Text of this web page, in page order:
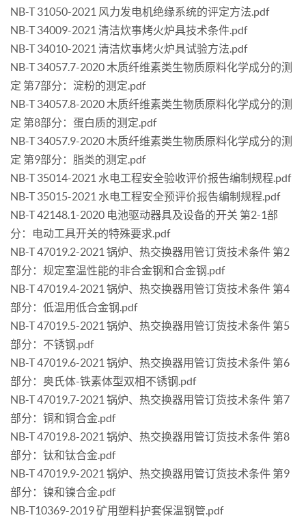
NB-T 31050-2021 风力发电机绝缘系统的评定方法.pdf
NB-T 34009-2021 清洁炊事烤火炉具技术条件.pdf
NB-T 34010-2021 清洁炊事烤火炉具试验方法.pdf
NB-T 34057.7-2020 木质纤维素类生物质原料化学成分的测
定 第7部分：淀粉的测定.pdf
NB-T 34057.8-2020 木质纤维素类生物质原料化学成分的测
定 第8部分：蛋白质的测定.pdf
NB-T 34057.9-2020 木质纤维素类生物质原料化学成分的测
定 第9部分：脂类的测定.pdf
NB-T 35014-2021 水电工程安全验收评价报告编制规程.pdf
NB-T 35015-2021 水电工程安全预评价报告编制规程.pdf
NB-T 42148.1-2020 电池驱动器具及设备的开关 第2-1部
分：电动工具开关的特殊要求.pdf
NB-T 47019.2-2021 锅炉、热交换器用管订货技术条件 第2
部分：规定室温性能的非合金钢和合金钢.pdf
NB-T 47019.4-2021 锅炉、热交换器用管订货技术条件 第4
部分：低温用低合金钢.pdf
NB-T 47019.5-2021 锅炉、热交换器用管订货技术条件 第5
部分：不锈钢.pdf
NB-T 47019.6-2021 锅炉、热交换器用管订货技术条件 第6
部分：奥氏体-铁素体型双相不锈钢.pdf
NB-T 47019.7-2021 锅炉、热交换器用管订货技术条件 第7
部分：铜和铜合金.pdf
NB-T 47019.8-2021 锅炉、热交换器用管订货技术条件 第8
部分：钛和钛合金.pdf
NB-T 47019.9-2021 锅炉、热交换器用管订货技术条件 第9
部分：镍和镍合金.pdf
NB-T10369-2019 矿用塑料护套保温钢管.pdf